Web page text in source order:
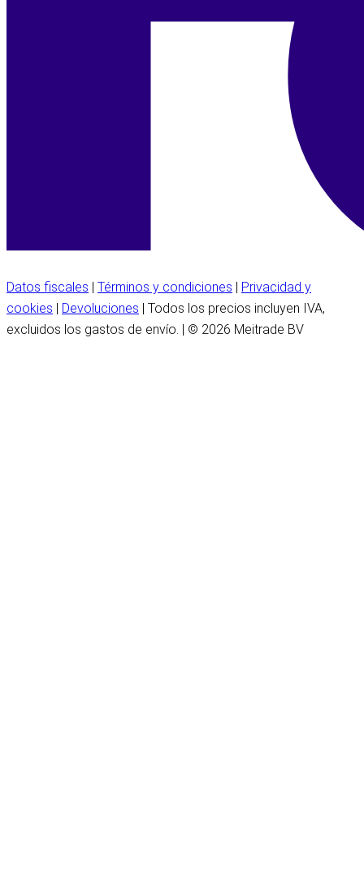
Datos fiscales Términos y condiciones
Privacidad y
cookies
Devoluciones | Todos los precios incluyen IVA,
excluidos los gastos de envío. | © 2026 Meitrade BV